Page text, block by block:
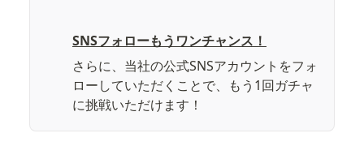
SNSフォローもうワンチャンス！
さらに、当社の公式SNSアカウントをフォ
ローしていただくことで、もう1回ガチャ
に挑戦いただけます！